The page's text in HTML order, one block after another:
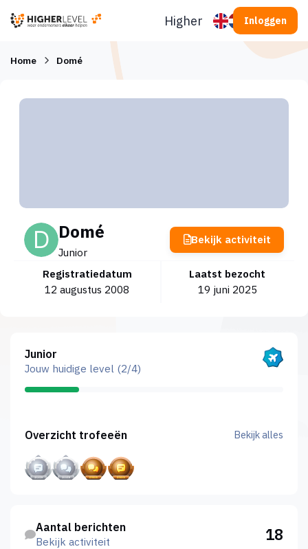
Higherlevel Inloggen
Home Domé
Domé
Junior
Registratiedatum
12 augustus 2008
Laatst bezocht
19 juni 2025
Bekijk activiteit
Junior
Jouw huidige level (2/4)
Overzicht trofeeën
Bekijk alles
Aantal berichten
Bekijk activiteit
18